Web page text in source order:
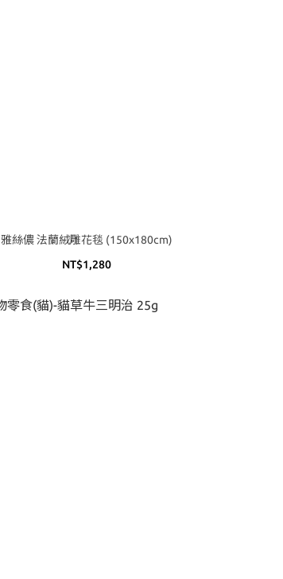
雅絲儂 法蘭絨雕花毯 (150x180cm)
NT$1,280